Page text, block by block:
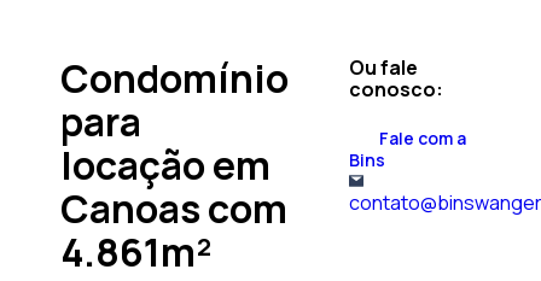
Condomínio
para
locação em
Canoas com
4.861m²
Ou fale
conosco:
Fale com a
Bins